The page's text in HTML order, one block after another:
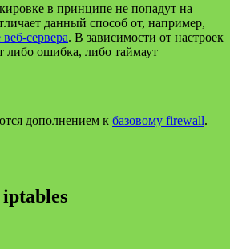
в принципе не попадут на
данный способ от, например,
сервера. В зависимости от настроек
либо ошибка, либо таймаут
дополнением к базовому firewall.